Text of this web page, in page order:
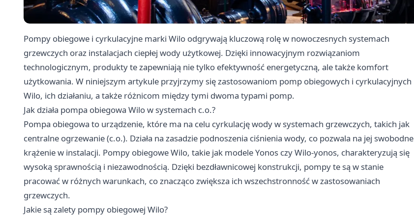
Pompy obiegowe i cyrkulacyjne marki Wilo odgrywają kluczową rolę w nowoczesnych systemach
grzewczych oraz instalacjach ciepłej wody użytkowej. Dzięki innowacyjnym rozwiązaniom
technologicznym, produkty te zapewniają nie tylko efektywność energetyczną, ale także komfort
użytkowania. W niniejszym artykule przyjrzymy się zastosowaniom pomp obiegowych i cyrkulacyjnych
Wilo, ich działaniu, a także różnicom między tymi dwoma typami pomp.
Jak działa pompa obiegowa Wilo w systemach c.o.?
Pompa obiegowa to urządzenie, które ma na celu cyrkulację wody w systemach grzewczych, takich jak
centralne ogrzewanie (c.o.). Działa na zasadzie podnoszenia ciśnienia wody, co pozwala na jej swobodne
krążenie w instalacji. Pompy obiegowe Wilo, takie jak modele Yonos czy Wilo-yonos, charakteryzują się
wysoką sprawnością i niezawodnością. Dzięki bezdławnicowej konstrukcji, pompy te są w stanie
pracować w różnych warunkach, co znacząco zwiększa ich wszechstronność w zastosowaniach
grzewczych.
Jakie są zalety pompy obiegowej Wilo?